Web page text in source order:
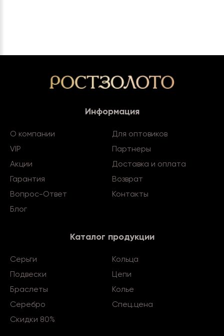
Информация
О компании
Для оптовиков
VIP
Партнеры
Акции
Доставка и оплата
Гарантия
Возврат
Вопрос-Ответ
Контакты
Блог
Каталог продукции
Серьги
Кольца
Подвески
Цепи
Браслеты
Колье
Серебро
Спец.цена
Скидки 80%